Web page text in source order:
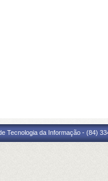
Tecnologia da Informação - (84)